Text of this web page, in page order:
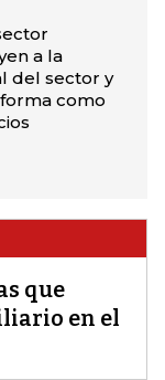
a la
del sector y
como
que
en el